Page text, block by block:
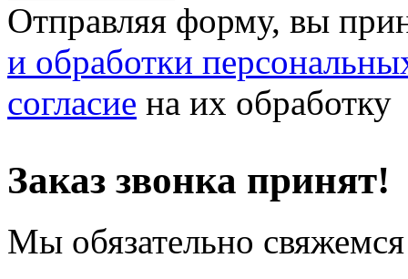
Отправляя форму, вы
и обработки
согласие на их обработку
Заказ звонка принят!
Мы обязательно